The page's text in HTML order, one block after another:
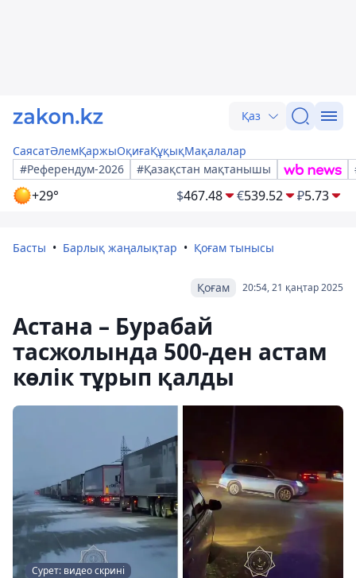
Қаз
СаясатӘлемҚаржыОқиғаҚұқықМақалалар
#Референдум-2026
#Қазақстан мақтанышы
+29° $467.48 €539.52 ₽5.73
Басты Барлық жаңалықтар Қоғам тынысы
20:54, 21 қаңтар 2025
Қоғам
Астана – Бурабай
тасжолында 500-ден астам
көлік тұрып қалды
Сурет: видео скрині